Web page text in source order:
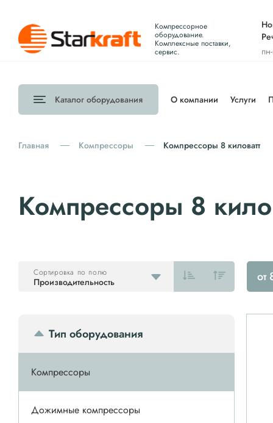
Компрессорное
оборудование.
Комплексные поставки,
сервис.
Каталог оборудования О компании Услуги
Главная Компрессоры Компрессоры 8 киловатт
Компрессоры 8
Производительность
Сортировка по полю от
Тип оборудования
Компрессоры
Дожимные компрессоры